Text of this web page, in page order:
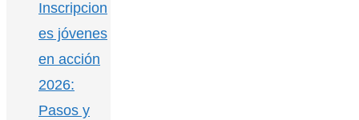
Inscripcion
es jóvenes
en acción
2026:
Pasos y